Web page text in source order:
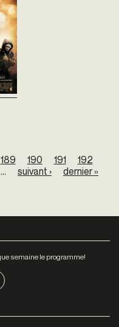
189 190 191
192
… suivant › dernier »
semaine le programme!